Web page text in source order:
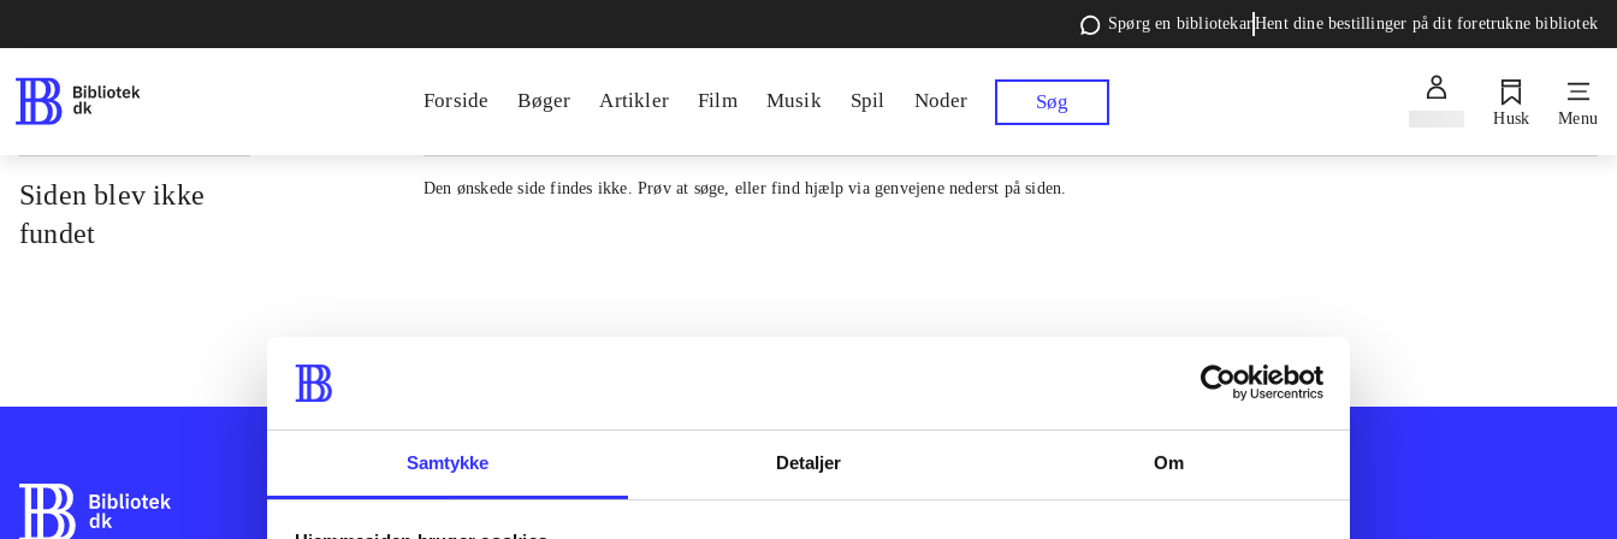
Samtykke Detaljer Om
Spørg en bibliotekarHent dine bestillinger på dit foretrukne bibliotek
Forside Bøger Artikler Film Musik Spil Noder Søg
Husk Menu
Siden blev ikke
fundet
Den ønskede side findes ikke. Prøv at søge, eller find hjælp via genvejene nederst på siden.
Bibliotek.dk er en samlet indgang til alle danske
Kontakt os Afdelinger